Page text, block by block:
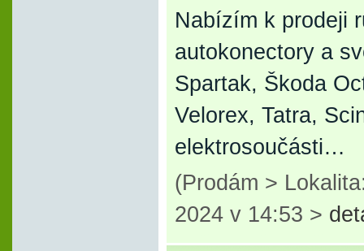
Nabízím k prodeji
autokonectory a
Spartak, Škoda
Velorex, Tatra,
elektrosoučásti…
(Prodám >
2024 v 14:53 >